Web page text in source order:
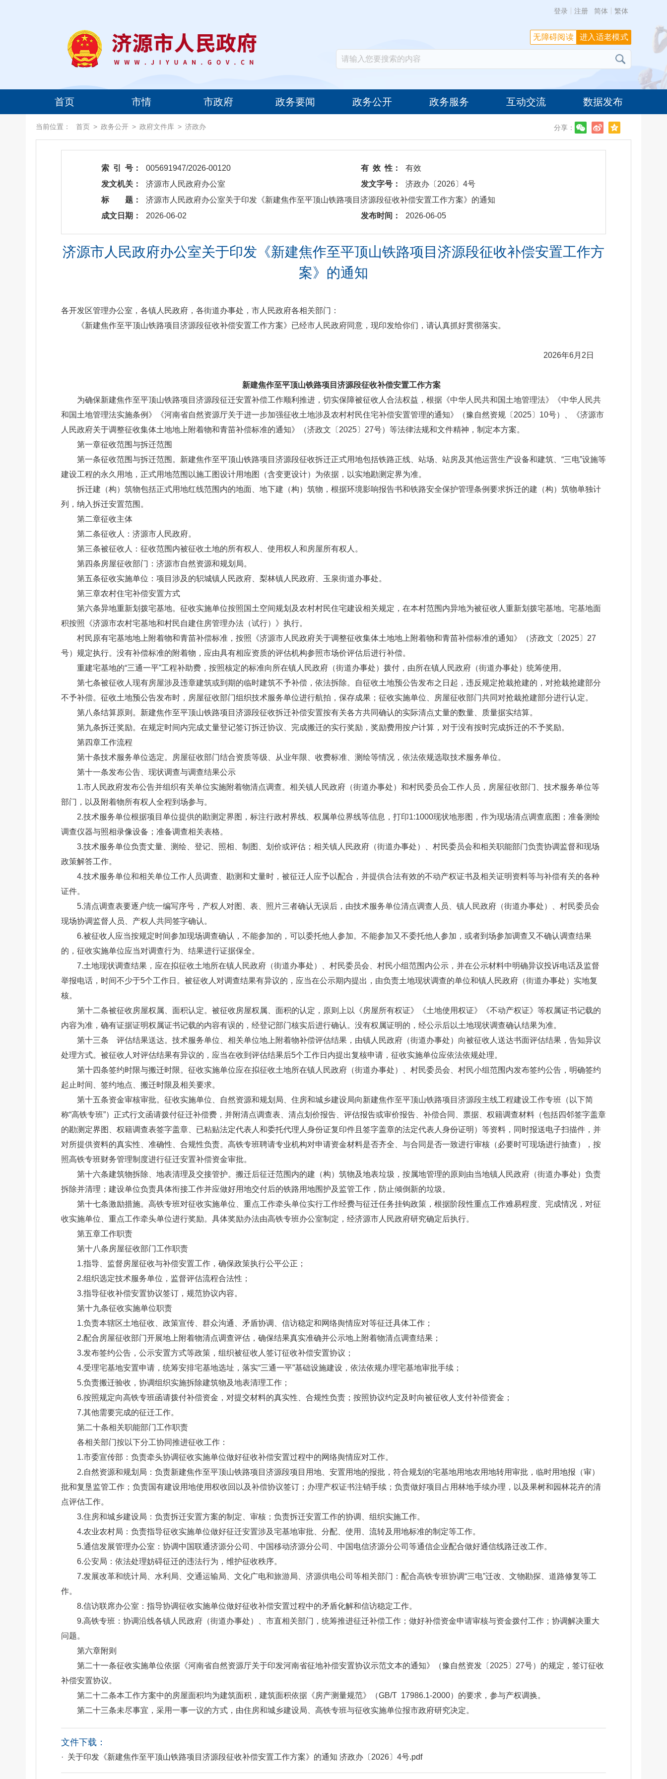
登录 注册 简体 繁体
首页 市情 市政府 政务要闻 政务公开 政务服务 互动交流 数据发布
进入适老模式
无障碍阅读
当前位置： 首页 > 政务公开 > 政府文件库 > 济政办 分享：
索 引 号： 005691947/2026-00120 有 效 性：
有效
发文机关：
济源市人民政府办公室 发文字号：
济政办〔2026〕4号
标 题：
​济源市人民政府办公室关于印发《新建焦作至平顶山铁路项目济源段征收补偿安置工作方案》的通知
成文日期：
2026-06-02 发布时间： 2026-06-05
济源市人民政府办公室关于印发《新建焦作至平顶山铁路项目济源段征收补偿安置工作方
案》的通知
各开发区管理办公室，各镇人民政府，各街道办事处，市人民政府各相关部门：
《新建焦作至平顶山铁路项目济源段征收补偿安置工作方案》已经市人民政府同意，现印发给你们，请认真抓好贯彻落实。
2026年6月2日
新建焦作至平顶山铁路项目济源段征收补偿安置工作方案
为确保新建焦作至平顶山铁路项目济源段征迁安置补偿工作顺利推进，切实保障被征收人合法权益，根据《中华人民共和国土地管理法》《中华人民共
和国土地管理法实施条例》《河南省自然资源厅关于进一步加强征收土地涉及农村村民住宅补偿安置管理的通知》（豫自然资规〔2025〕10号）、《济源市
人民政府关于调整征收集体土地地上附着物和青苗补偿标准的通知》（济政文〔2025〕27号）等法律法规和文件精神，制定本方案。
第一章征收范围与拆迁范围
第一条征收范围与拆迁范围。新建焦作至平顶山铁路项目济源段征收拆迁正式用地包括铁路正线、站场、站房及其他运营生产设备和建筑、“三电”设施等
建设工程的永久用地，正式用地范围以施工图设计用地图（含变更设计）为依据，以实地勘测定界为准。
拆迁建（构）筑物包括正式用地红线范围内的地面、地下建（构）筑物，根据环境影响报告书和铁路安全保护管理条例要求拆迁的建（构）筑物单独计
列，纳入拆迁安置范围。
第二章征收主体
第二条征收人：济源市人民政府。
第三条被征收人：征收范围内被征收土地的所有权人、使用权人和房屋所有权人。
第四条房屋征收部门：济源市自然资源和规划局。
第五条征收实施单位：项目涉及的轵城镇人民政府、梨林镇人民政府、玉泉街道办事处。
第三章农村住宅补偿安置方式
第六条异地重新划拨宅基地。征收实施单位按照国土空间规划及农村村民住宅建设相关规定，在本村范围内异地为被征收人重新划拨宅基地。宅基地面
积按照《济源市农村宅基地和村民自建住房管理办法（试行）》执行。
村民原有宅基地地上附着物和青苗补偿标准，按照《济源市人民政府关于调整征收集体土地地上附着物和青苗补偿标准的通知》（济政文〔2025〕27
号）规定执行。没有补偿标准的附着物，应由具有相应资质的评估机构参照市场价评估后进行补偿。
重建宅基地的“三通一平”工程补助费，按照核定的标准向所在镇人民政府（街道办事处）拨付，由所在镇人民政府（街道办事处）统筹使用。
第七条被征收人现有房屋涉及违章建筑或到期的临时建筑不予补偿，依法拆除。自征收土地预公告发布之日起，违反规定抢栽抢建的，对抢栽抢建部分
不予补偿。征收土地预公告发布时，房屋征收部门组织技术服务单位进行航拍，保存成果；征收实施单位、房屋征收部门共同对抢栽抢建部分进行认定。
第八条结算原则。新建焦作至平顶山铁路项目济源段征收拆迁补偿安置按有关各方共同确认的实际清点丈量的数量、质量据实结算。
第九条拆迁奖励。在规定时间内完成丈量登记签订拆迁协议、完成搬迁的实行奖励，奖励费用按户计算，对于没有按时完成拆迁的不予奖励。
第四章工作流程
第十条技术服务单位选定。房屋征收部门结合资质等级、从业年限、收费标准、测绘等情况，依法依规选取技术服务单位。
第十一条发布公告、现状调查与调查结果公示
1.市人民政府发布公告并组织有关单位实施附着物清点调查。相关镇人民政府（街道办事处）和村民委员会工作人员，房屋征收部门、技术服务单位等
部门，以及附着物所有权人全程到场参与。
2.技术服务单位根据项目单位提供的勘测定界图，标注行政村界线、权属单位界线等信息，打印1:1000现状地形图，作为现场清点调查底图；准备测绘
调查仪器与照相录像设备；准备调查相关表格。
3.技术服务单位负责丈量、测绘、登记、照相、制图、划价或评估；相关镇人民政府（街道办事处）、村民委员会和相关职能部门负责协调监督和现场
政策解答工作。
4.技术服务单位和相关单位工作人员调查、勘测和丈量时，被征迁人应予以配合，并提供合法有效的不动产权证书及相关证明资料等与补偿有关的各种
证件。
5.清点调查表要逐户统一编写序号，产权人对图、表、照片三者确认无误后，由技术服务单位清点调查人员、镇人民政府（街道办事处）、村民委员会
现场协调监督人员、产权人共同签字确认。
6.被征收人应当按规定时间参加现场调查确认，不能参加的，可以委托他人参加。不能参加又不委托他人参加，或者到场参加调查又不确认调查结果
的，征收实施单位应当对调查行为、结果进行证据保全。
7.土地现状调查结果，应在拟征收土地所在镇人民政府（街道办事处）、村民委员会、村民小组范围内公示，并在公示材料中明确异议投诉电话及监督
举报电话，时间不少于5个工作日。被征收人对调查结果有异议的，应当在公示期内提出，由负责土地现状调查的单位和镇人民政府（街道办事处）实地复
核。
第十二条被征收房屋权属、面积认定。被征收房屋权属、面积的认定，原则上以《房屋所有权证》《土地使用权证》《不动产权证》等权属证书记载的
内容为准，确有证据证明权属证书记载的内容有误的，经登记部门核实后进行确认。没有权属证明的，经公示后以土地现状调查确认结果为准。
第十三条 评估结果送达。技术服务单位、相关单位地上附着物补偿评估结果，由镇人民政府（街道办事处）向被征收人送达书面评估结果，告知异议
处理方式。被征收人对评估结果有异议的，应当在收到评估结果后5个工作日内提出复核申请，征收实施单位应依法依规处理。
第十四条签约时限与搬迁时限。征收实施单位应在拟征收土地所在镇人民政府（街道办事处）、村民委员会、村民小组范围内发布签约公告，明确签约
起止时间、签约地点、搬迁时限及相关要求。
第十五条资金审核审批。征收实施单位、自然资源和规划局、住房和城乡建设局向新建焦作至平顶山铁路项目济源段主线工程建设工作专班（以下简
称“高铁专班”）正式行文函请拨付征迁补偿费，并附清点调查表、清点划价报告、评估报告或审价报告、补偿合同、票据、权籍调查材料（包括四邻签字盖章
的勘测定界图、权籍调查表签字盖章、已粘贴法定代表人和委托代理人身份证复印件且签字盖章的法定代表人身份证明）等资料，同时报送电子扫描件，并
对所提供资料的真实性、准确性、合规性负责。高铁专班聘请专业机构对申请资金材料是否齐全、与合同是否一致进行审核（必要时可现场进行抽查），按
照高铁专班财务管理制度进行征迁安置补偿资金审批。
第十六条建筑物拆除、地表清理及交接管护。搬迁后征迁范围内的建（构）筑物及地表垃圾，按属地管理的原则由当地镇人民政府（街道办事处）负责
拆除并清理；建设单位负责具体衔接工作并应做好用地交付后的铁路用地围护及监管工作，防止倾倒新的垃圾。
第十七条激励措施。高铁专班对征收实施单位、重点工作牵头单位实行工作经费与征迁任务挂钩政策，根据阶段性重点工作难易程度、完成情况，对征
收实施单位、重点工作牵头单位进行奖励。具体奖励办法由高铁专班办公室制定，经济源市人民政府研究确定后执行。
第五章工作职责
第十八条房屋征收部门工作职责
1.指导、监督房屋征收与补偿安置工作，确保政策执行公平公正；
2.组织选定技术服务单位，监督评估流程合法性；
3.指导征收补偿安置协议签订，规范协议内容。
第十九条征收实施单位职责
1.负责本辖区土地征收、政策宣传、群众沟通、矛盾协调、信访稳定和网络舆情应对等征迁具体工作；
2.配合房屋征收部门开展地上附着物清点调查评估，确保结果真实准确并公示地上附着物清点调查结果；
3.发布签约公告，公示安置方式等政策，组织被征收人签订征收补偿安置协议；
4.受理宅基地安置申请，统筹安排宅基地选址，落实“三通一平”基础设施建设，依法依规办理宅基地审批手续；
5.负责搬迁验收，协调组织实施拆除建筑物及地表清理工作；
6.按照规定向高铁专班函请拨付补偿资金，对提交材料的真实性、合规性负责；按照协议约定及时向被征收人支付补偿资金；
7.其他需要完成的征迁工作。
第二十条相关职能部门工作职责
各相关部门按以下分工协同推进征收工作：
1.市委宣传部：负责牵头协调征收实施单位做好征收补偿安置过程中的网络舆情应对工作。
2.自然资源和规划局：负责新建焦作至平顶山铁路项目济源段项目用地、安置用地的报批，符合规划的宅基地用地农用地转用审批，临时用地报（审）
批和复垦监管工作；负责国有建设用地使用权收回以及补偿协议签订；办理产权证书注销手续；负责做好项目占用林地手续办理，以及果树和园林花卉的清
点评估工作。
3.住房和城乡建设局：负责拆迁安置方案的制定、审核；负责拆迁安置工作的协调、组织实施工作。
4.农业农村局：负责指导征收实施单位做好征迁安置涉及宅基地审批、分配、使用、流转及用地标准的制定等工作。
5.通信发展管理办公室：协调中国联通济源分公司、中国移动济源分公司、中国电信济源分公司等通信企业配合做好通信线路迁改工作。
6.公安局：依法处理妨碍征迁的违法行为，维护征收秩序。
7.发展改革和统计局、水利局、交通运输局、文化广电和旅游局、济源供电公司等相关部门：配合高铁专班协调“三电”迁改、文物勘探、道路修复等工
作。
8.信访联席办公室：指导协调征收实施单位做好征收补偿安置过程中的矛盾化解和信访稳定工作。
9.高铁专班：协调沿线各镇人民政府（街道办事处）、市直相关部门，统筹推进征迁补偿工作；做好补偿资金申请审核与资金拨付工作；协调解决重大
问题。
第六章附则
第二十一条征收实施单位依据《河南省自然资源厅关于印发河南省征地补偿安置协议示范文本的通知》（豫自然资发〔2025〕27号）的规定，签订征收
补偿安置协议。
第二十二条本工作方案中的房屋面积均为建筑面积，建筑面积依据《房产测量规范》（GB/T 17986.1-2000）的要求，参与产权调换。
第二十三条未尽事宜，采用一事一议的方式，由住房和城乡建设局、高铁专班与征收实施单位报市政府研究决定。
文件下载：
· 关于印发《新建焦作至平顶山铁路项目济源段征收补偿安置工作方案》的通知 济政办〔2026〕4号.pdf